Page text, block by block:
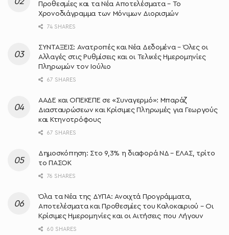
Προθεσμίες και τα Νέα Αποτελέσματα – Το
Χρονοδιάγραμμα των Μόνιμων Διορισμών
74 SHARES
ΣΥΝΤΑΞΕΙΣ: Ανατροπές και Νέα Δεδομένα – Όλες οι
Αλλαγές στις Ρυθμίσεις και οι Τελικές Ημερομηνίες
Πληρωμών τον Ιούλιο
67 SHARES
ΑΑΔΕ και ΟΠΕΚΕΠΕ σε «Συναγερμό»: Μπαράζ
Διασταυρώσεων και Κρίσιμες Πληρωμές για Γεωργούς
και Κτηνοτρόφους
67 SHARES
Δημοσκόπηση: Στο 9,3% η διαφορά ΝΔ – ΕΛΑΣ, τρίτο
το ΠΑΣΟΚ
76 SHARES
Όλα τα Νέα της ΔΥΠΑ: Ανοιχτά Προγράμματα,
Αποτελέσματα και Προθεσμίες του Καλοκαιριού – Οι
Κρίσιμες Ημερομηνίες και οι Αιτήσεις που Λήγουν
60 SHARES